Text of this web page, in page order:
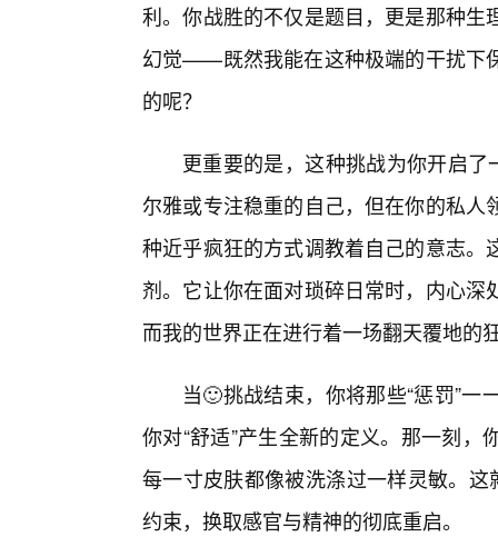
利。你战胜的不仅是题目，更是那种
幻觉——既然我能在这种极端的干扰下
的呢？
更重要的是，这种挑战为你开启了
尔雅或专注稳重的自己，但在你的私
种近乎疯狂的方式调教着自己的意志
剂。它让你在面对琐碎日常时，内心
而我的世界正在进行着一场翻天覆地的
当🙂挑战结束，你将那些“惩罚”
你对“舒适”产生全新的定义。那一刻
每一寸皮肤都像被洗涤过一样灵敏。
约束，换取感官与精神的彻底重启。